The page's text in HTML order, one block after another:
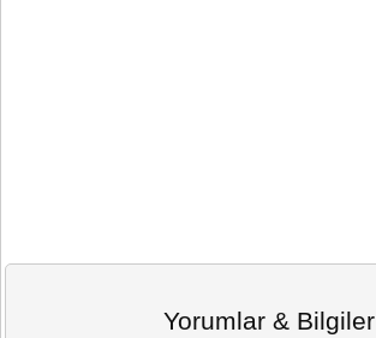
Yorumlar & Bilgiler